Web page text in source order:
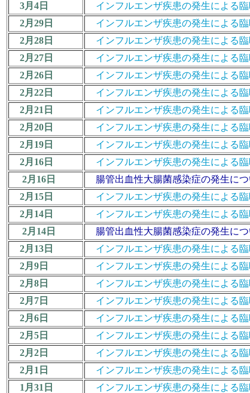
3月4日
インフルエンザ疾患の発生による
2月29日
インフルエンザ疾患の発生による
2月28日
インフルエンザ疾患の発生による
2月27日
インフルエンザ疾患の発生による
2月26日
インフルエンザ疾患の発生による
2月22日
インフルエンザ疾患の発生による
2月21日
インフルエンザ疾患の発生による
2月20日
インフルエンザ疾患の発生による
2月19日
インフルエンザ疾患の発生による
2月16日
インフルエンザ疾患の発生による
2月16日
腸管出血性大腸菌感染症の発生に
2月15日
インフルエンザ疾患の発生による
2月14日
インフルエンザ疾患の発生による
2月14日
腸管出血性大腸菌感染症の発生に
2月13日
インフルエンザ疾患の発生による
2月9日
インフルエンザ疾患の発生による
2月8日
インフルエンザ疾患の発生による
2月7日
インフルエンザ疾患の発生による
2月6日
インフルエンザ疾患の発生による
2月5日
インフルエンザ疾患の発生による
2月2日
インフルエンザ疾患の発生による
2月1日
インフルエンザ疾患の発生による
1月31日
インフルエンザ疾患の発生による